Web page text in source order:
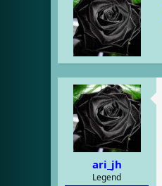
o
n
s
ari_jh
Legend